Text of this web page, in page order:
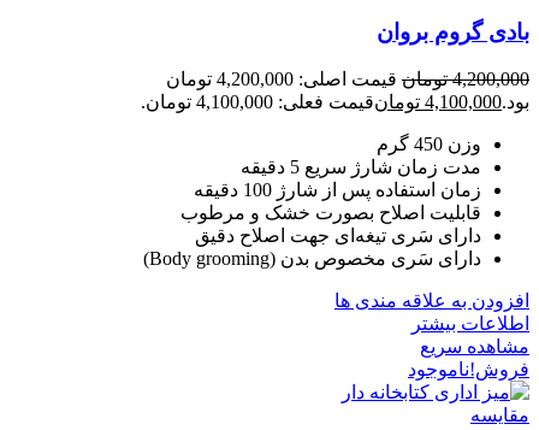
بادی گروم بروان
4,200,000 تومان
قیمت اصلی: 4,200,000 تومان
بود.4,100,000 تومانقیمت فعلی: 4,100,000 تومان.
وزن 450 گرم
مدت زمان شارژ سریع 5 دقیقه
زمان استفاده پس از شارژ 100 دقیقه
قابلیت‌ اصلاح بصورت خشک و مرطوب
دارای سَری تیغه‌ای جهت اصلاح دقیق
دارای سَری مخصوص بدن (Body grooming)
افزودن به علاقه مندی ها
اطلاعات بیشتر
مشاهده سریع
فروش!ناموجود
مقایسه